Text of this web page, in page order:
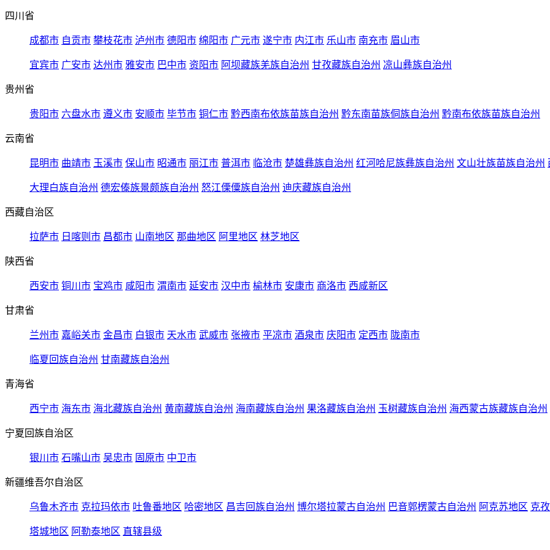
四川省
成都市 自贡市 攀枝花市 泸州市 德阳市 绵阳市 广元市 遂宁市 内江市 乐山市 南充市 眉山市
宜宾市 广安市 达州市 雅安市 巴中市 资阳市 阿坝藏族羌族自治州 甘孜藏族自治州 凉山彝族自治州
贵州省
贵阳市 六盘水市 遵义市 安顺市 毕节市 铜仁市 黔西南布依族苗族自治州 黔东南苗族侗族自治州 黔南布依族苗族自治州
云南省
昆明市 曲靖市 玉溪市 保山市 昭通市 丽江市 普洱市 临沧市 楚雄彝族自治州 红河哈尼族彝族自治州 文山壮族苗族自治州
大理白族自治州 德宏傣族景颇族自治州 怒江傈僳族自治州 迪庆藏族自治州
西藏自治区
拉萨市 日喀则市 昌都市 山南地区 那曲地区 阿里地区 林芝地区
陕西省
西安市 铜川市 宝鸡市 咸阳市 渭南市 延安市 汉中市 榆林市 安康市 商洛市 西咸新区
甘肃省
兰州市 嘉峪关市 金昌市 白银市 天水市 武威市 张掖市 平凉市 酒泉市 庆阳市 定西市 陇南市
临夏回族自治州 甘南藏族自治州
青海省
西宁市 海东市 海北藏族自治州 黄南藏族自治州 海南藏族自治州 果洛藏族自治州 玉树藏族自治州 海西蒙古族藏族自治州
宁夏回族自治区
银川市 石嘴山市 吴忠市 固原市 中卫市
新疆维吾尔自治区
乌鲁木齐市 克拉玛依市 吐鲁番地区 哈密地区 昌吉回族自治州 博尔塔拉蒙古自治州 巴音郭楞蒙古自治州 阿克苏地区 克
塔城地区 阿勒泰地区 直辖县级